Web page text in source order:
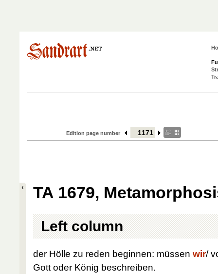
Edition page number
TA 1679,
Left column
der Hölle zu reden beginnen: müssen wir/
Gott oder König beschreiben.